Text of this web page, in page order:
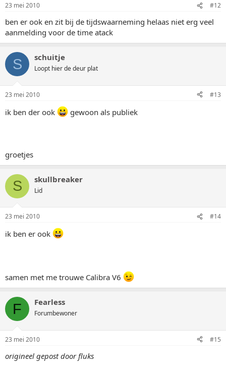
23 mei 2010 #12
ben er ook en zit bij de tijdswaarneming helaas niet erg veel
aanmelding voor de time atack
S schuitje
Loopt hier de deur plat
23 mei 2010 #13
ik ben der ook gewoon als publiek
groetjes
S skullbreaker
Lid
23 mei 2010 #14
ik ben er ook
samen met me trouwe Calibra V6
F Fearless
Forumbewoner
23 mei 2010 #15
origineel gepost door fluks